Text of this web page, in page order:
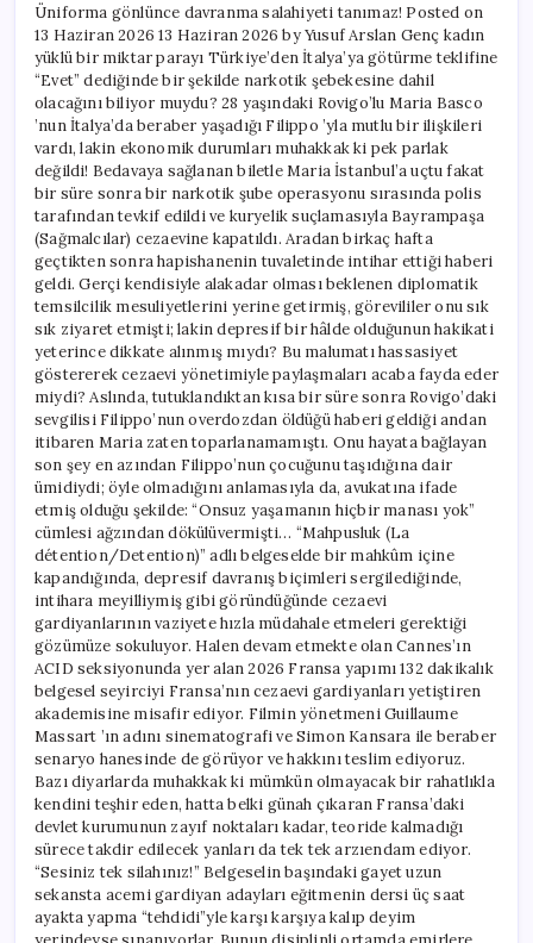
için
Üniforma gönlünce davranma salahiyeti tanımaz! Posted on
13 Haziran 2026 13 Haziran 2026 by Yusuf Arslan Genç kadın
yüklü bir miktar parayı Türkiye’den İtalya’ya götürme teklifine
“Evet” dediğinde bir şekilde narkotik şebekesine dahil
olacağını biliyor muydu? 28 yaşındaki Rovigo’lu Maria Basco
’nun İtalya’da beraber yaşadığı Filippo ’yla mutlu bir ilişkileri
vardı, lakin ekonomik durumları muhakkak ki pek parlak
değildi! Bedavaya sağlanan biletle Maria İstanbul’a uçtu fakat
bir süre sonra bir narkotik şube operasyonu sırasında polis
tarafından tevkif edildi ve kuryelik suçlamasıyla Bayrampaşa
(Sağmalcılar) cezaevine kapatıldı. Aradan birkaç hafta
geçtikten sonra hapishanenin tuvaletinde intihar ettiği haberi
geldi. Gerçi kendisiyle alakadar olması beklenen diplomatik
temsilcilik mesuliyetlerini yerine getirmiş, görevililer onu sık
sık ziyaret etmişti; lakin depresif bir hâlde olduğunun hakikati
yeterince dikkate alınmış mıydı? Bu malumatı hassasiyet
göstererek cezaevi yönetimiyle paylaşmaları acaba fayda eder
miydi? Aslında, tutuklandıktan kısa bir süre sonra Rovigo’daki
sevgilisi Filippo’nun overdozdan öldüğü haberi geldiği andan
itibaren Maria zaten toparlanamamıştı. Onu hayata bağlayan
son şey en azından Filippo’nun çocuğunu taşıdığına dair
ümidiydi; öyle olmadığını anlamasıyla da, avukatına ifade
etmiş olduğu şekilde: “Onsuz yaşamanın hiçbir manası yok”
cümlesi ağzından dökülüvermişti… “Mahpusluk (La
détention/Detention)” adlı belgeselde bir mahkûm içine
kapandığında, depresif davranış biçimleri sergilediğinde,
intihara meyilliymiş gibi göründüğünde cezaevi
gardiyanlarının vaziyete hızla müdahale etmeleri gerektiği
gözümüze sokuluyor. Halen devam etmekte olan Cannes’ın
ACID seksiyonunda yer alan 2026 Fransa yapımı 132 dakikalık
belgesel seyirciyi Fransa’nın cezaevi gardiyanları yetiştiren
akademisine misafir ediyor. Filmin yönetmeni Guillaume
Massart ’ın adını sinematografi ve Simon Kansara ile beraber
senaryo hanesinde de görüyor ve hakkını teslim ediyoruz.
Bazı diyarlarda muhakkak ki mümkün olmayacak bir rahatlıkla
kendini teşhir eden, hatta belki günah çıkaran Fransa’daki
devlet kurumunun zayıf noktaları kadar, teoride kalmadığı
sürece takdir edilecek yanları da tek tek arzıendam ediyor.
“Sesiniz tek silahınız!” Belgeselin başındaki gayet uzun
sekansta acemi gardiyan adayları eğitmenin dersi üç saat
ayakta yapma “tehdidi”yle karşı karşıya kalıp deyim